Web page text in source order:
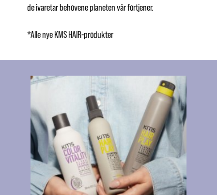
de ivaretar behovene planeten vår fortjener.
*Alle nye KMS HAIR-produkter